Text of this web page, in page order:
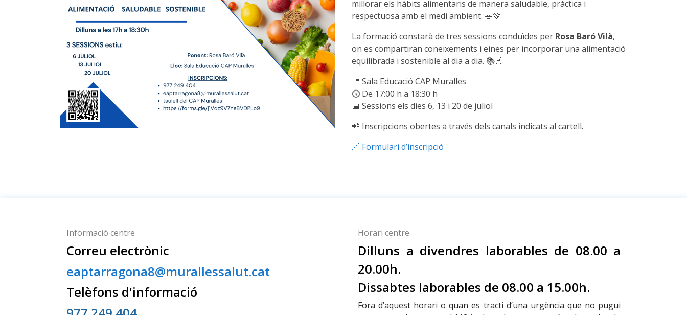
millorar els hàbits alimentaris de manera saludable, pràctica i
respectuosa amb el medi ambient. 🥗💚
La formació constarà de tres sessions conduïdes per Rosa Baró Vilà,
on es compartiran coneixements i eines per incorporar una alimentació
equilibrada i sostenible al dia a dia. 📚🍎
📍 Sala Educació CAP Muralles
🕔 De 17:00 h a 18:30 h
📅 Sessions els dies 6, 13 i 20 de juliol
📲 Inscripcions obertes a través dels canals indicats al cartell.
🔗 Formulari d’inscripció
Informació centre
Correu electrònic
eaptarragona8@murallessalut.cat
Telèfons d'informació
Horari centre
Dilluns a divendres laborables de 08.00 a
20.00h.
Dissabtes laborables de 08.00 a 15.00h.
Fora d’aquest horari o quan es tracti d’una urgència que no pugui